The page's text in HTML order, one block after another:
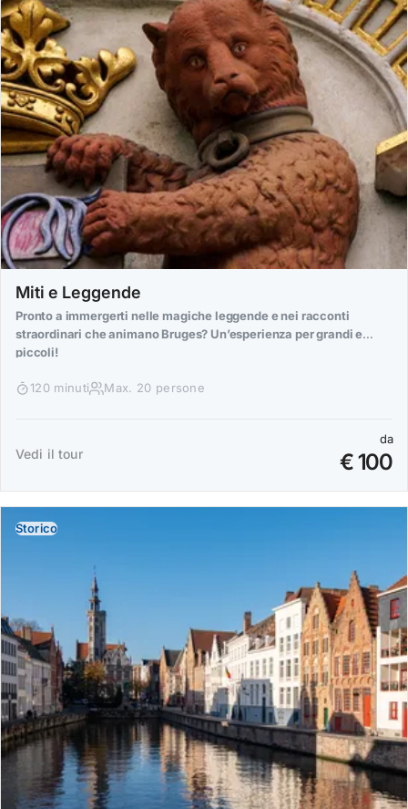
Miti e Leggende
Pronto a immergerti nelle magiche leggende e nei racconti
straordinari che animano Bruges? Un’esperienza per grandi e
piccoli!
120 minuti Max. 20 persone
Vedi il tour
da
€ 100
Storico